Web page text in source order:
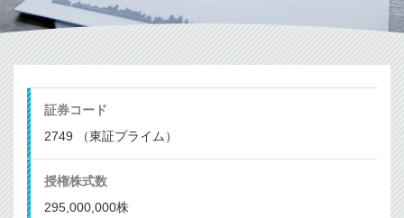
証券コード
2749 （東証プライム）
授権株式数
295,000,000株